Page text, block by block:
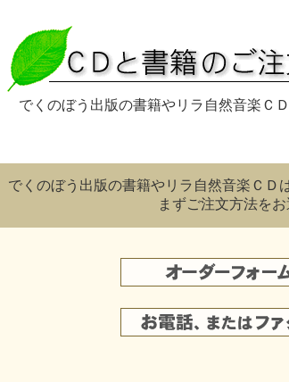
でくのぼう出版の書籍やリラ自然音楽ＣＤ
でくのぼう出版の書籍やリラ自然音楽ＣＤ
まずご注文方法をお